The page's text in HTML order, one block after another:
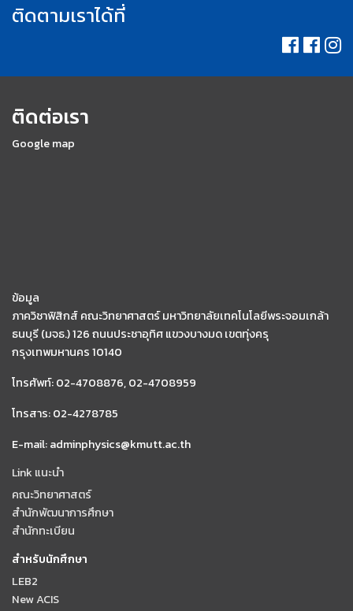
ติดตามเราได้ที่
ติดต่อเรา
Google map
ข้อมูล
ภาควิชาฟิสิกส์ คณะวิทยาศาสตร์ มหาวิทยาลัยเทคโนโลยีพระจอมเกล้า
ธนบุรี (มจธ.) 126 ถนนประชาอุทิศ แขวงบางมด เขตทุ่งครุ
กรุงเทพมหานคร 10140
โทรศัพท์: 02-4708876, 02-4708959
โทรสาร: 02-4278785
E-mail: adminphysics@kmutt.ac.th
Link แนะนำ
คณะวิทยาศาสตร์
สำนักพัฒนาการศึกษา
สำนักทะเบียน
สำหรับนักศึกษา
LEB2
New ACIS